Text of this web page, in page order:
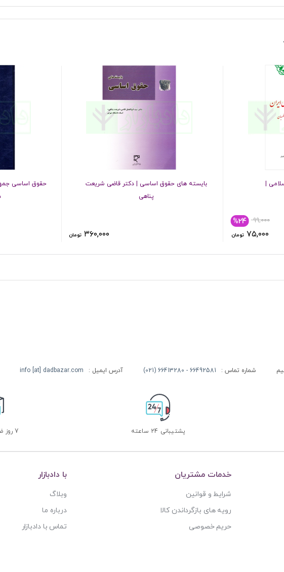
|
%24 ۹۹,۰۰۰
۷۵,۰۰۰ تومان
بایسته های حقوق اساسی | دکتر قاضی شریعت
پناهی
۳۶۰,۰۰۰ تومان
حقوق اساسی
شماره تماس : 66492581 - 66413280 (021) آدرس ایمیل : info [at] dadbazar.com
پشتیبانی 24 ساعته 7 روز ضمانت بازگشت
خدمات مشتریان
شرایط و قوانین
رویه های بازگرداندن کالا
حریم خصوصی
با دادبازار
وبلاگ
درباره ما
تماس با دادبازار